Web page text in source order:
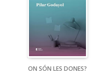
ON SÓN LES DONES?